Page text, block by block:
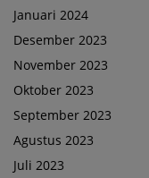
Januari 2024
Desember 2023
November 2023
Oktober 2023
September 2023
Agustus 2023
Juli 2023